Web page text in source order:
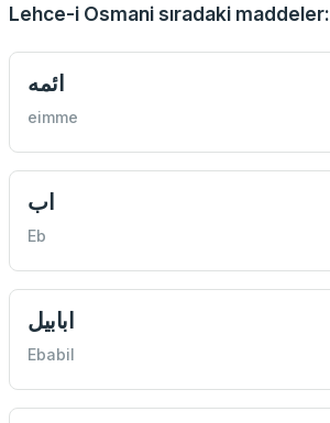
Lehce-i Osmani sıradaki maddeler:
ائمه
eimme
اب
Eb
ابابيل
Ebabil